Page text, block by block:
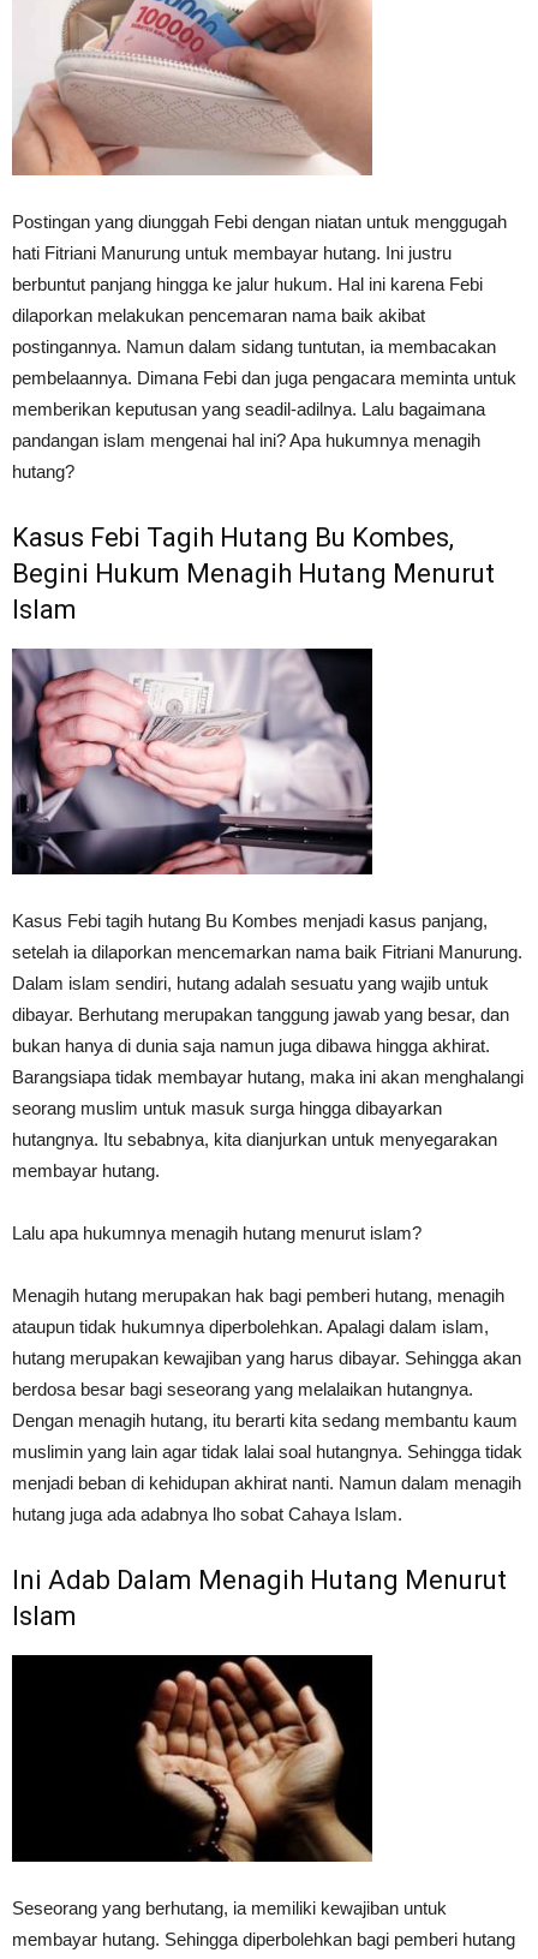
Postingan yang diunggah Febi dengan niatan untuk menggugah
hati Fitriani Manurung untuk membayar hutang. Ini justru
berbuntut panjang hingga ke jalur hukum. Hal ini karena Febi
dilaporkan melakukan pencemaran nama baik akibat
postingannya. Namun dalam sidang tuntutan, ia membacakan
pembelaannya. Dimana Febi dan juga pengacara meminta untuk
memberikan keputusan yang seadil-adilnya. Lalu bagaimana
pandangan islam mengenai hal ini? Apa hukumnya menagih
hutang?
Kasus Febi Tagih Hutang Bu Kombes,
Begini Hukum Menagih Hutang Menurut
Islam
Kasus Febi tagih hutang Bu Kombes menjadi kasus panjang,
setelah ia dilaporkan mencemarkan nama baik Fitriani Manurung.
Dalam islam sendiri, hutang adalah sesuatu yang wajib untuk
dibayar. Berhutang merupakan tanggung jawab yang besar, dan
bukan hanya di dunia saja namun juga dibawa hingga akhirat.
Barangsiapa tidak membayar hutang, maka ini akan menghalangi
seorang muslim untuk masuk surga hingga dibayarkan
hutangnya. Itu sebabnya, kita dianjurkan untuk menyegarakan
membayar hutang.
Lalu apa hukumnya menagih hutang menurut islam?
Menagih hutang merupakan hak bagi pemberi hutang, menagih
ataupun tidak hukumnya diperbolehkan. Apalagi dalam islam,
hutang merupakan kewajiban yang harus dibayar. Sehingga akan
berdosa besar bagi seseorang yang melalaikan hutangnya.
Dengan menagih hutang, itu berarti kita sedang membantu kaum
muslimin yang lain agar tidak lalai soal hutangnya. Sehingga tidak
menjadi beban di kehidupan akhirat nanti. Namun dalam menagih
hutang juga ada adabnya lho sobat Cahaya Islam.
Ini Adab Dalam Menagih Hutang Menurut
Islam
Seseorang yang berhutang, ia memiliki kewajiban untuk
membayar hutang. Sehingga diperbolehkan bagi pemberi hutang